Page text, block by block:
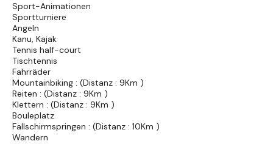
Sport-Animationen
Sportturniere
Angeln
Kanu, Kajak
Tennis half-court
Tischtennis
Fahrräder
Mountainbiking : (Distanz : 9Km )
Reiten : (Distanz : 9Km )
Klettern : (Distanz : 9Km )
Bouleplatz
Fallschirmspringen : (Distanz : 10Km )
Wandern